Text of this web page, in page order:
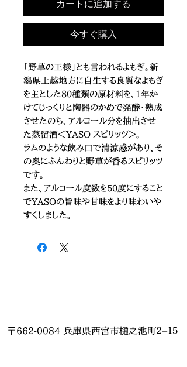
カートに追加する
今すぐ購入
「野草の王様」とも言われるよもぎ。新
潟県上越地方に自生する良質なよもぎ
を主とした80種類の原材料を、1年か
けてじっくりと陶器のかめで発酵・熟成
させたのち、アルコール分を抽出させ
た蒸留酒＜YASO スピリッツ＞。
ラムのような飲み口で清涼感があり、そ
の奥にふんわりと野草が香るスピリッツ
です。
また、アルコール度数を50度にすること
でYASOの旨味や甘味をより味わいや
すくしました。
〒662-0084 兵庫県西宮市樋之池町２−１５